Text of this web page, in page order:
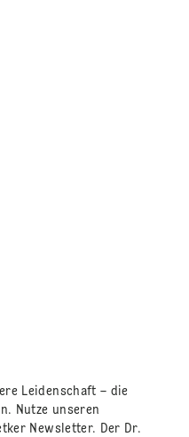
Leidenschaft – die
Nutze unseren
Newsletter. Der Dr.